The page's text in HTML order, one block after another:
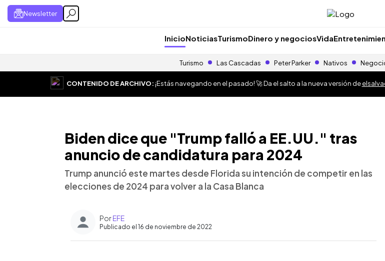
Newsletter
InicioNoticiasTurismoDinero y negociosVida
Turismo Las Cascadas Peter Parker Nativos
CONTENIDO DE ARCHIVO:¡Estás navegando en el pasado! 🚀 Da el salto a la nueva versión de
Biden dice que "Trump falló a EE.UU." tras
anuncio de candidatura para 2024
Trump anunció este martes desde Florida su intención de competir en las
elecciones de 2024 para volver a la Casa Blanca
PorEFE
Publicado el 16 de noviembre de 2022